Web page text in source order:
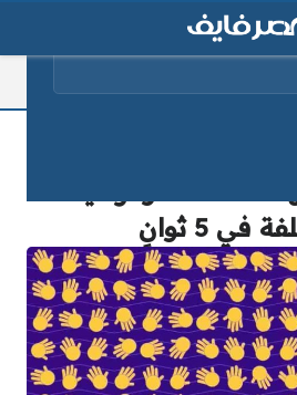
في 5 ثوانٍ